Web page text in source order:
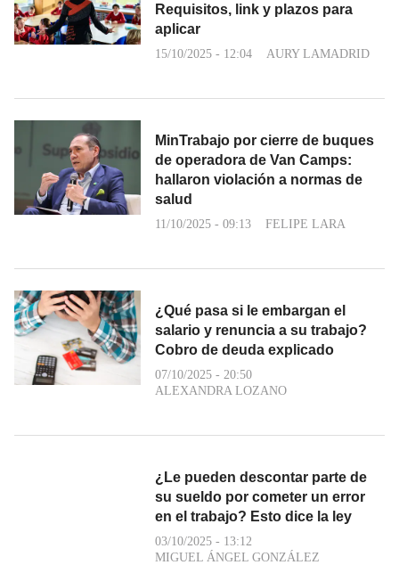
Requisitos, link y plazos para
aplicar
15/10/2025 - 12:04 AURY LAMADRID
MinTrabajo por cierre de buques
de operadora de Van Camps:
hallaron violación a normas de
salud
11/10/2025 - 09:13 FELIPE LARA
¿Qué pasa si le embargan el
salario y renuncia a su trabajo?
Cobro de deuda explicado
07/10/2025 - 20:50
ALEXANDRA LOZANO
¿Le pueden descontar parte de
su sueldo por cometer un error
en el trabajo? Esto dice la ley
03/10/2025 - 13:12
MIGUEL ÁNGEL GONZÁLEZ